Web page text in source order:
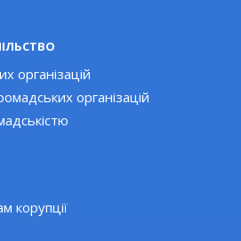
організацій
організацій
корупції